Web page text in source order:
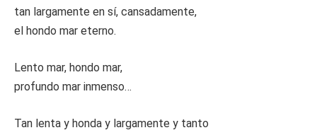
tan largamente en sí, cansadamente,
el hondo mar eterno.
Lento mar, hondo mar,
profundo mar inmenso…
Tan lenta y honda y largamente y tanto